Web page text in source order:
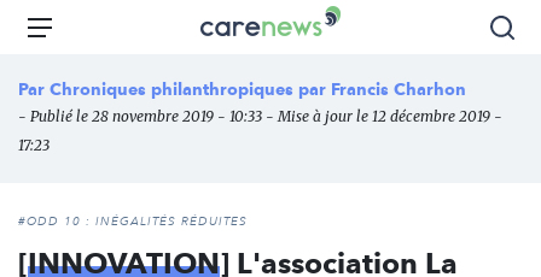
Aller
principal
Carenews,
média
des
Menu
Par Chroniques philanthropiques par Francis Charhon
- Publié le 28 novembre 2019 - 10:33 - Mise à jour le 12 décembre 2019 -
17:23
#ODD 10 : INÉGALITÉS RÉDUITES
[INNOVATION] L'association La